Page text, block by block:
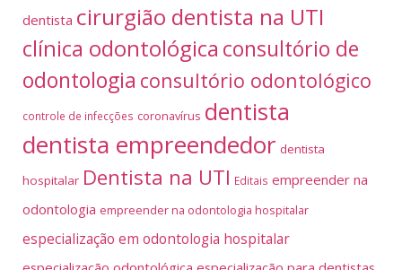
dentista cirurgião dentista na UTI
clínica odontológica consultório de
odontologia consultório odontológico
controle de infecções coronavírus dentista
dentista empreendedor dentista
hospitalar Dentista na UTI Editais empreender na
odontologia empreender na odontologia hospitalar
especialização em odontologia hospitalar